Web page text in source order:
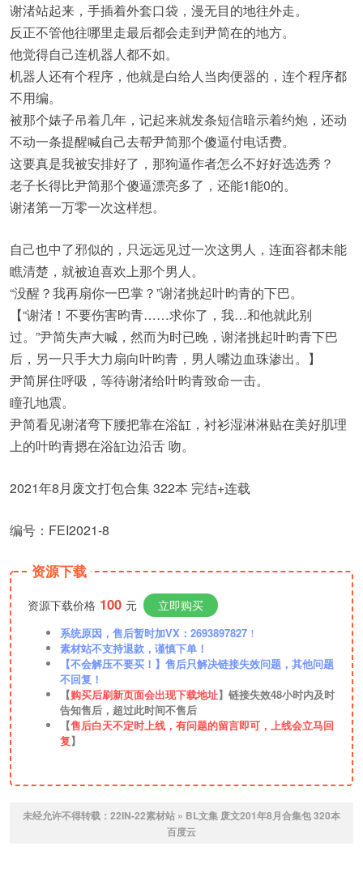
谢渚站起来，手插着外套口袋，漫无目的地往外走。
反正不管他往哪里走最后都会走到尹简在的地方。
他觉得自己连机器人都不如。
机器人还有个程序，他就是白给人当肉便器的，连个程序都
不用编。
被那个婊子吊着几年，记起来就发条短信暗示着约炮，还动
不动一条提醒喊自己去帮尹简那个傻逼付电话费。
这要真是我被安排好了，那狗逼作者怎么不好好选选秀？
老子长得比尹简那个傻逼漂亮多了，还能1能0的。
谢渚第一万零一次这样想。
自己也中了邪似的，只远远见过一次这男人，连面容都未能
瞧清楚，就被迫喜欢上那个男人。
“没醒？我再扇你一巴掌？”谢渚挑起叶昀青的下巴。
【“谢渚！不要伤害昀青……求你了，我…和他就此别
过。”尹简失声大喊，然而为时已晚，谢渚挑起叶昀青下巴
后，另一只手大力扇向叶昀青，男人嘴边血珠渗出。】
尹简屏住呼吸，等待谢渚给叶昀青致命一击。
瞳孔地震。
尹简看见谢渚弯下腰把靠在浴缸，衬衫湿淋淋贴在美好肌理
上的叶昀青摁在浴缸边沿舌 吻。
2021年8月废文打包合集 322本 完结+连载
编号：FEI2021-8
资源下载
资源下载价格 100 元 立即购买
系统原因，售后暂时加VX：2693897827 ！
素材站不支持退款，谨慎下单！
【不会解压不要买！】售后只解决链接失效问题，其他问题
不回复！
【购买后刷新页面会出现下载地址】链接失效48小时内及时
告知售后，超过此时间不售后
【售后白天不定时上线，有问题的留言即可，上线会立马回
复】
未经允许不得转载： 22IN-22素材站 » BL文集 废文201年8月合集包 320本
百度云